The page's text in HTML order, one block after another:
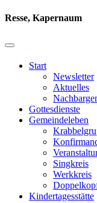
Resse, Kapernaum
Start
Newsletter
Aktuelles
Gottesdienste
Gemeindeleben
Singkreis
Werkkreis
Kindertagesstätte